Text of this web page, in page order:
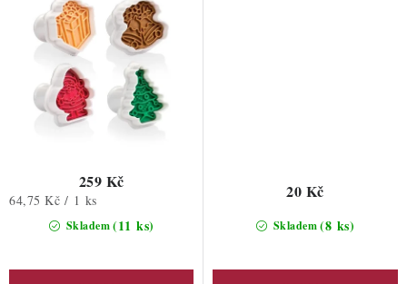
Skladem(11 ks)
259 Kč
Měrná
64,75 Kč / 1 ks
Skladem(8 ks)
20 Kč